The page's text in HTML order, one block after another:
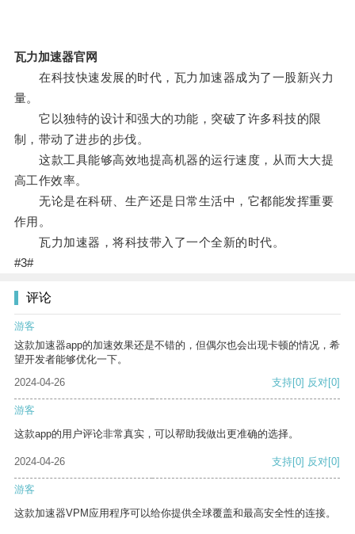
瓦力加速器官网
在科技快速发展的时代，瓦力加速器成为了一股新兴力
量。
它以独特的设计和强大的功能，突破了许多科技的限
制，带动了进步的步伐。
这款工具能够高效地提高机器的运行速度，从而大大提
高工作效率。
无论是在科研、生产还是日常生活中，它都能发挥重要
作用。
瓦力加速器，将科技带入了一个全新的时代。
#3#
评论
游客
这款加速器app的加速效果还是不错的，但偶尔也会出现卡顿的情况，希
望开发者能够优化一下。
2024-04-26
支持[0] 反对[0]
游客
这款app的用户评论非常真实，可以帮助我做出更准确的选择。
2024-04-26 支持[0] 反对[0]
游客
这款加速器VPM应用程序可以给你提供全球覆盖和最高安全性的连接。